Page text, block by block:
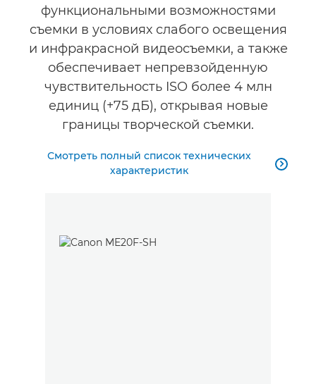
функциональными возможностями
съемки в условиях слабого освещения
и инфракрасной видеосъемки, а также
обеспечивает непревзойденную
чувствительность ISO более 4 млн
единиц (+75 дБ), открывая новые
границы творческой съемки.
Смотреть полный список технических
характеристик
